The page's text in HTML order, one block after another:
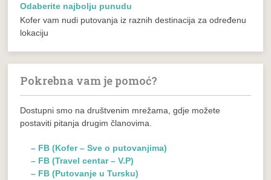
Odaberite najbolju punudu
Kofer vam nudi putovanja iz raznih destinacija za određenu
lokaciju
Pokrebna vam je pomoć?
Dostupni smo na društvenim mrežama, gdje možete
postaviti pitanja drugim članovima.
– FB (Kofer – Sve o putovanjima)
– FB (Travel centar – V.P)
– FB (Putovanje u Tursku)